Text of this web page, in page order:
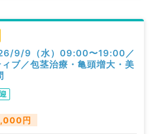
9/9（水）09:00〜19:00／
ブ／包茎治療・亀頭増大・美
円